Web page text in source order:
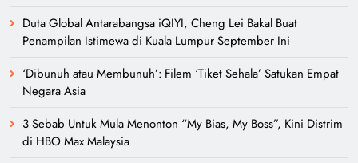
Duta Global Antarabangsa iQIYI, Cheng Lei Bakal Buat
Penampilan Istimewa di Kuala Lumpur September Ini
‘Dibunuh atau Membunuh’: Filem ‘Tiket Sehala’ Satukan Empat
Negara Asia
3 Sebab Untuk Mula Menonton “My Bias, My Boss”, Kini Distrim
di HBO Max Malaysia